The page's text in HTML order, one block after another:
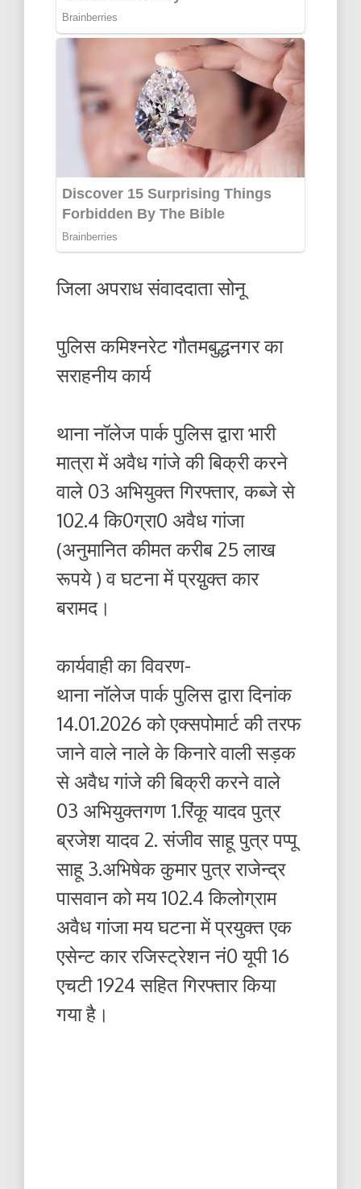
जिला अपराध संवाददाता सोनू
पुलिस कमिश्नरेट गौतमबुद्धनगर का
सराहनीय कार्य
थाना नॉलेज पार्क पुलिस द्वारा भारी
मात्रा में अवैध गांजे की बिक्री करने
वाले 03 अभियुक्त गिरफ्तार, कब्जे से
102.4 कि0ग्रा0 अवैध गांजा
(अनुमानित कीमत करीब 25 लाख
रूपये ) व घटना में प्रय़ुक्त कार
बरामद।
कार्यवाही का विवरण-
थाना नॉलेज पार्क पुलिस द्वारा दिनांक
14.01.2026 को एक्सपोमार्ट की तरफ
जाने वाले नाले के किनारे वाली सड़क
से अवैध गांजे की बिक्री करने वाले
03 अभियुक्तगण 1.रिंकू यादव पुत्र
ब्रजेश यादव 2. संजीव साहू पुत्र पप्पू
साहू 3.अभिषेक कुमार पुत्र राजेन्द्र
पासवान को मय 102.4 किलोग्राम
अवैध गांजा मय घटना में प्रयुक्त एक
एसेन्ट कार रजिस्ट्रेशन नं0 यूपी 16
एचटी 1924 सहित गिरफ्तार किया
गया है।